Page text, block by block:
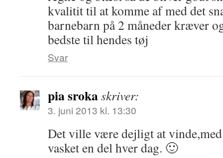
kvalitit til at komme af med det
barnebarn på 2 måneder kræver
bedste til hendes tøj
Svar
pia srokaskriver:
3. juni 2013 kl. 13:30
Det ville være dejligt at
vasket en del hver dag. 🙂